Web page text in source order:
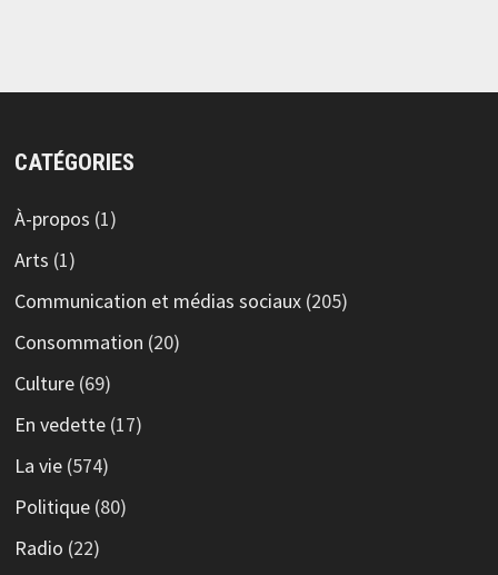
CATÉGORIES
À-propos (1)
Arts (1)
Communication et médias sociaux(205)
Consommation (20)
Culture(69)
En vedette(17)
La vie(574)
Politique(80)
Radio (22)